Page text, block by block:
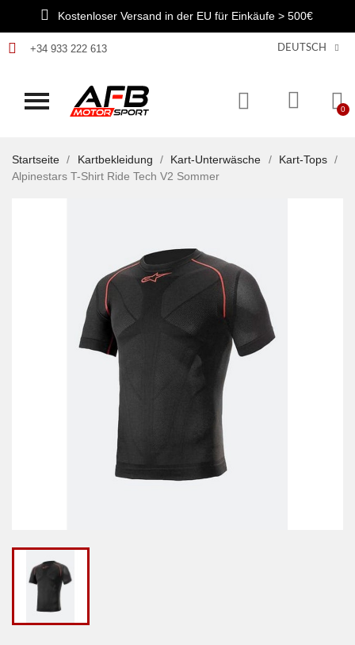
Kostenloser Versand in der EU für Einkäufe > 500€
+34 933 222 613 DEUTSCH
Startseite Kartbekleidung Kart-Unterwäsche
Kart-Tops
Alpinestars T-Shirt Ride Tech V2 Sommer